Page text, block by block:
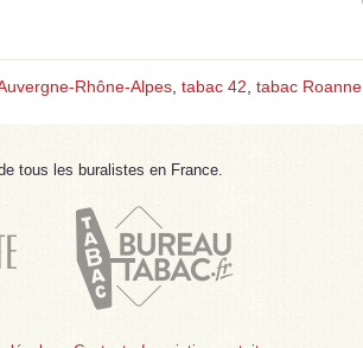
Rhône-Alpes tabac 42 tabac Roanne
tous les buralistes en France.